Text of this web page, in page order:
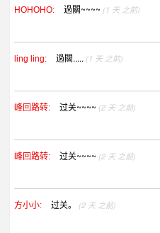
HOHOHO: 過關~~~~ (1 天 之前)
ling ling: 過關..... (1 天 之前)
峰回路转: 过关~~~~ (2 天 之前)
峰回路转: 过关~~~~ (2 天 之前)
方小小: 过关。 (2 天 之前)